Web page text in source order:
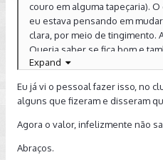
couro em alguma tapeçaria).
eu estava pensando em
clara, por meio de tingimento.
Queria saber se fica bom e
Obrigado desde já.
Expand
Eu já vi o pessoal fazer isso, no
alguns que fizeram e disseram
Agora o valor, infelizmente não
Abraços.